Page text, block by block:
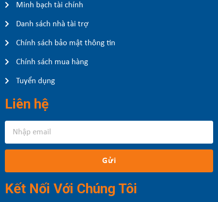
Minh bạch tài chính
Danh sách nhà tài trợ
Chính sách bảo mật thông tin
Chính sách mua hàng
Tuyển dụng
Liên hệ
Gửi
Kết Nối Với Chúng Tôi